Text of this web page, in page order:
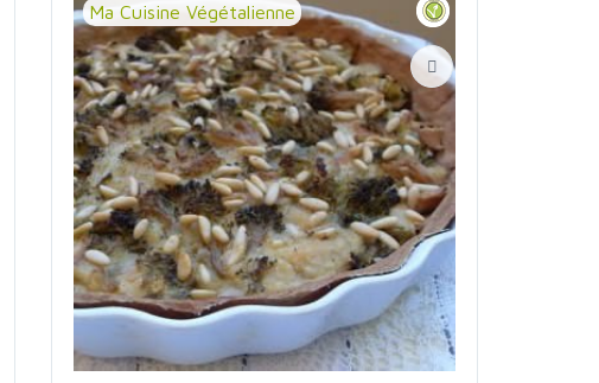
Ma Cuisine Végétalienne